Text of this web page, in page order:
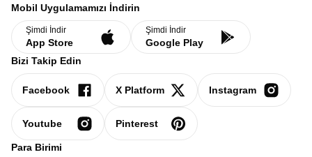
Mobil Uygulamamızı İndirin
Şimdi İndir
App Store
Şimdi İndir
Google Play
Bizi Takip Edin
Facebook X Platform Instagram
Youtube Pinterest
Para Birimi